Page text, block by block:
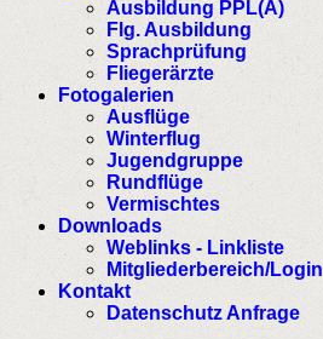
Ausbildung PPL(A)
Flg. Ausbildung
Sprachprüfung
Fliegerärzte
Fotogalerien
Ausflüge
Winterflug
Jugendgruppe
Rundflüge
Vermischtes
Downloads
Weblinks - Linkliste
Mitgliederbereich/Login
Kontakt
Datenschutz Anfrage